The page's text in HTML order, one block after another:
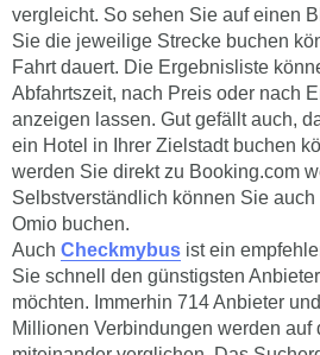
vergleicht. So sehen Sie auf einen
Sie die jeweilige Strecke buchen
Fahrt dauert. Die Ergebnisliste
Abfahrtszeit, nach Preis oder nach
anzeigen lassen. Gut gefällt auch,
ein Hotel in Ihrer Zielstadt buchen
werden Sie direkt zu Booking.com
Selbstverständlich können Sie
Omio buchen.
Auch Checkmybus ist ein
Sie schnell den günstigsten
möchten. Immerhin 714 Anbieter
Millionen Verbindungen werden auf